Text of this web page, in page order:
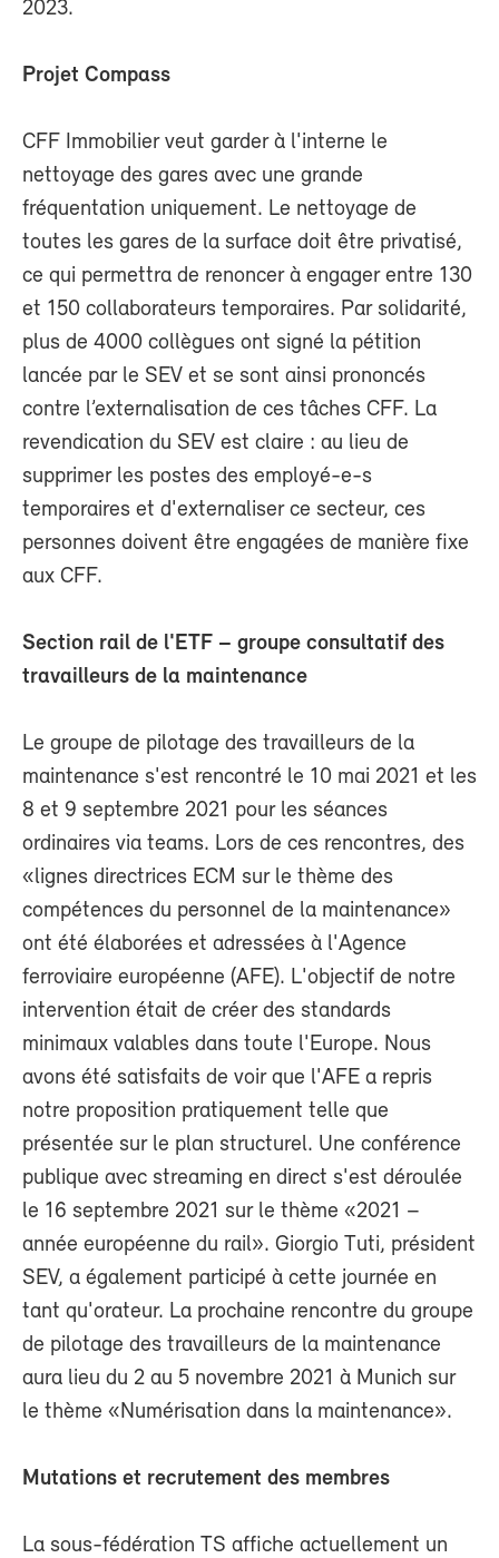
2023.
Projet Compass
CFF Immobilier veut garder à l'interne le
nettoyage des gares avec une grande
fréquentation uniquement. Le nettoyage de
toutes les gares de la surface doit être privatisé,
ce qui permettra de renoncer à engager entre 130
et 150 collaborateurs temporaires. Par solidarité,
plus de 4000 collègues ont signé la pétition
lancée par le SEV et se sont ainsi prononcés
contre l’externalisation de ces tâches CFF. La
revendication du SEV est claire : au lieu de
supprimer les postes des employé-e-s
temporaires et d'externaliser ce secteur, ces
personnes doivent être engagées de manière fixe
aux CFF.
Section rail de l'ETF – groupe consultatif des
travailleurs de la maintenance
Le groupe de pilotage des travailleurs de la
maintenance s'est rencontré le 10 mai 2021 et les
8 et 9 septembre 2021 pour les séances
ordinaires via teams. Lors de ces rencontres, des
«lignes directrices ECM sur le thème des
compétences du personnel de la maintenance»
ont été élaborées et adressées à l'Agence
ferroviaire européenne (AFE). L'objectif de notre
intervention était de créer des standards
minimaux valables dans toute l'Europe. Nous
avons été satisfaits de voir que l'AFE a repris
notre proposition pratiquement telle que
présentée sur le plan structurel. Une conférence
publique avec streaming en direct s'est déroulée
le 16 septembre 2021 sur le thème «2021 –
année européenne du rail». Giorgio Tuti, président
SEV, a également participé à cette journée en
tant qu'orateur. La prochaine rencontre du groupe
de pilotage des travailleurs de la maintenance
aura lieu du 2 au 5 novembre 2021 à Munich sur
le thème «Numérisation dans la maintenance».
Mutations et recrutement des membres
La sous-fédération TS affiche actuellement un